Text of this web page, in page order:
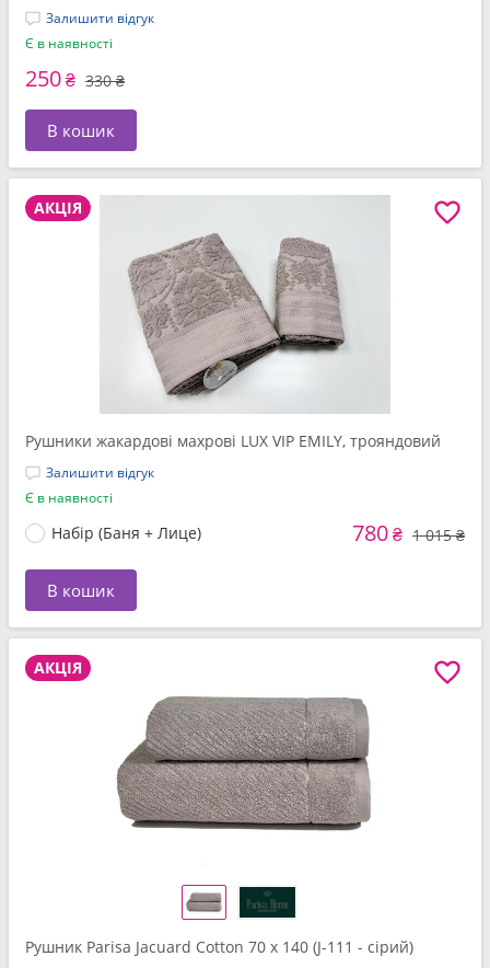
Залишити відгук
Є в наявності
250₴ 330 ₴
В кошик
АКЦІЯ
Рушники жакардові махрові LUX VIP EMILY, трояндовий
Залишити відгук
Є в наявності
Набір (Баня + Лице) 780₴ 1 015 ₴
В кошик
АКЦІЯ
Рушник Parisa Jacuard Cotton 70 x 140 (J-111 - сірий)